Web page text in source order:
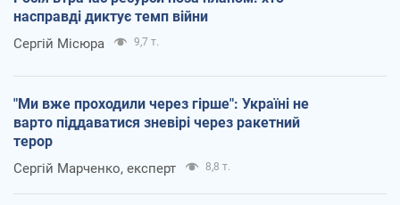
насправді диктує темп війни
Сергій Місюра 9,7 т.
"Ми вже проходили через гірше": Україні не
варто піддаватися зневірі через ракетний
терор
Сергій Марченко, експерт 8,8 т.